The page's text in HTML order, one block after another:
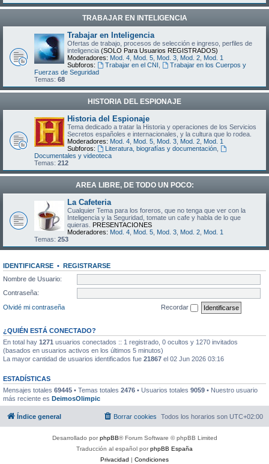
TRABAJAR EN INTELIGENCIA
Trabajar en Inteligencia
Ofertas de trabajo, procesos de selección e ingreso, perfiles de
inteligencia (SOLO Para Usuarios REGISTRADOS)
Moderadores: Mod. 4 Mod. 5 Mod. 3 Mod. 2 Mod. 1
Subforos:
Trabajar en el CNI
Trabajar en los Cuerpos y
Fuerzas de Seguridad
Temas: 68
HISTORIA DEL ESPIONAJE
Historia del Espionaje
Tema dedicado a tratar la Historia y operaciones de los Servicios
Secretos españoles e internacionales, y la cultura que lo rodea.
Moderadores: Mod. 4 Mod. 5 Mod. 3 Mod. 2 Mod. 1
Subforos:
Literatura, biografías y documentación,
Documentales y videoteca
Temas: 212
AREA LIBRE, DE TODO UN POCO:
La Cafeteria
Cualquier Tema para los foreros, que no tenga que ver con la
Inteligencia y la Seguridad, tomate un cafe y habla de lo que
quieras. PRESENTACIONES
Moderadores: Mod. 4 Mod. 5 Mod. 3 Mod. 2 Mod. 1
Temas: 253
IDENTIFICARSE • REGISTRARSE
Nombre de Usuario:
Contraseña:
Olvidé mi contraseña
Recordar
¿QUIÉN ESTÁ CONECTADO?
En total hay 1271 usuarios conectados :: 1 registrado, 0 ocultos y 1270 invitados
(basados en usuarios activos en los últimos 5 minutos)
La mayor cantidad de usuarios identificados fue 21867 el 02 Jun 2026 03:16
ESTADÍSTICAS
Mensajes totales 69445 • Temas totales 2476 • Usuarios totales 9059 • Nuestro usuario
más reciente es DeimosOlimpic
Índice general Todos los horarios son UTC+02:00
Borrar cookies
Desarrollado porphpBB® Forum Software © phpBB Limited
Traducción al español porphpBB España
Privacidad | Condiciones